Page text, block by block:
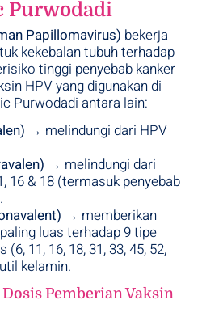
Purwodadi
Papillomavirus) bekerja
kekebalan tubuh terhadap
tinggi penyebab kanker
HPV yang digunakan di
Purwodadi antara lain:
→ melindungi dari HPV
→ melindungi dari
16 & 18 (termasuk penyebab
→ memberikan
luas terhadap 9 tipe
(6, 11, 16, 18, 31, 33, 45, 52,
kelamin.
Pemberian Vaksin